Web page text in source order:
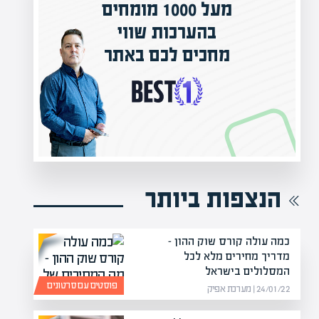
המרצים המובילים בישראל
מחכים לכם באפיק אקדמי
הנצפות ביותר
פוסטים עם סרטונים
כמה עולה קורס שוק ההון –
מדריך מחירים מלא לכל
המסלולים בישראל
24/01/22 | מערכת אפיק